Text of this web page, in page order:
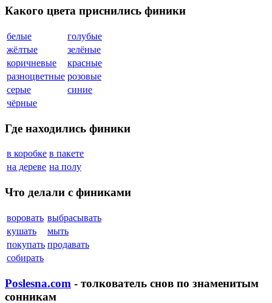
Какого цвета приснились финики
белые
голубые
жёлтые
зелёные
коричневые
красные
разноцветные розовые
серые
синие
чёрные
Где находились финики
в коробке в пакете
на дереве на полу
Что делали с финиками
воровать выбрасывать
кушать
мыть
покупать продавать
собирать
Poslesna.com - толкователь снов по знаменитым
сонникам